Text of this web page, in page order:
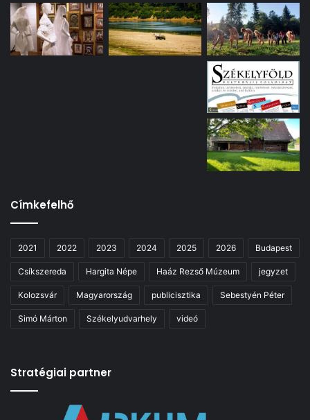
Címkefelhő
2021 2022 2023 2024 2025 2026 Budapest
Csíkszereda Hargita Népe Haáz Rezső Múzeum jegyzet
Kolozsvár Magyarország publicisztika Sebestyén Péter
Simó Márton Székelyudvarhely videó
Stratégiai partner